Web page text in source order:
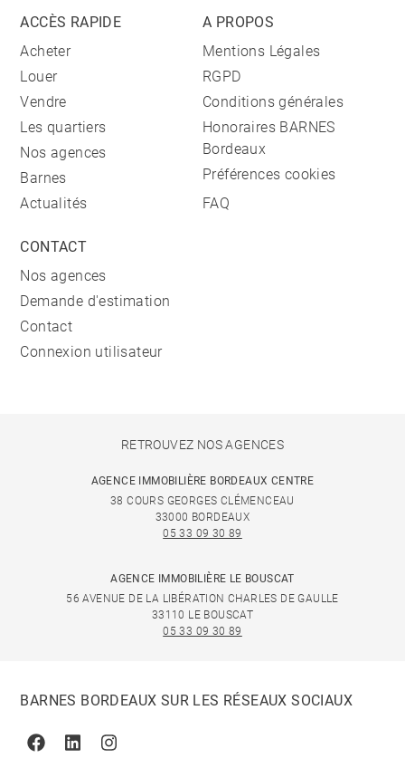
ACCÈS RAPIDE
Acheter
Louer
Vendre
Les quartiers
Nos agences
Barnes
Actualités
A PROPOS
Mentions Légales
RGPD
Conditions générales
Honoraires BARNES
Bordeaux
Préférences cookies
FAQ
CONTACT
Nos agences
Demande d'estimation
Contact
Connexion utilisateur
RETROUVEZ NOS AGENCES
AGENCE IMMOBILIÈRE BORDEAUX CENTRE
38 COURS GEORGES CLÉMENCEAU
33000 BORDEAUX
05 33 09 30 89
AGENCE IMMOBILIÈRE LE BOUSCAT
56 AVENUE DE LA LIBÉRATION CHARLES DE GAULLE
33110 LE BOUSCAT
05 33 09 30 89
BARNES BORDEAUX SUR LES RÉSEAUX SOCIAUX
FacebookLinkedinInstagram